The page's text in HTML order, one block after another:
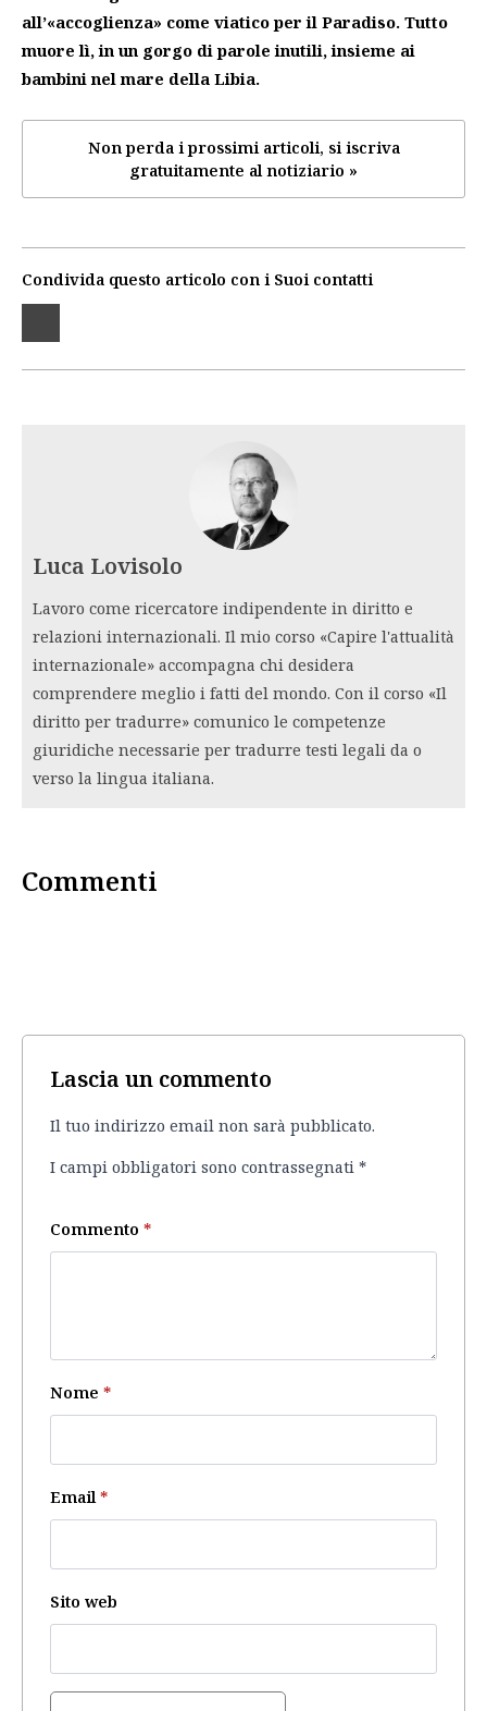
all’«accoglienza» come viatico per il Paradiso. Tutto
muore lì, in un gorgo di parole inutili, insieme ai
bambini nel mare della Libia.
Non perda i prossimi articoli, si iscriva
gratuitamente al notiziario »
Condivida questo articolo con i Suoi contatti
Luca Lovisolo
Lavoro come ricercatore indipendente in diritto e
relazioni internazionali. Il mio corso «Capire l'attualità
internazionale» accompagna chi desidera
comprendere meglio i fatti del mondo. Con il corso «Il
diritto per tradurre» comunico le competenze
giuridiche necessarie per tradurre testi legali da o
verso la lingua italiana.
Commenti
Lascia un commento
Il tuo indirizzo email non sarà pubblicato.
I campi obbligatori sono contrassegnati *
Commento *
Nome *
Email *
Sito web